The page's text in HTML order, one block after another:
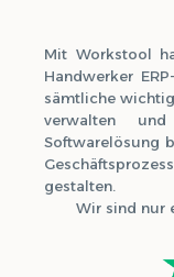
Mit Workstool
Handwerker
sämtliche
verwalten
Softwarelösung
gestalten.
Wir sind nur